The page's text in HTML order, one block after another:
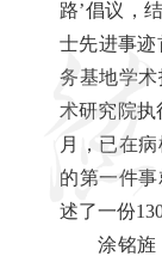
路’倡议，
士先进事迹
务基地学
术研究院执
月，已在
的第一件
述了一份
涂铭旌